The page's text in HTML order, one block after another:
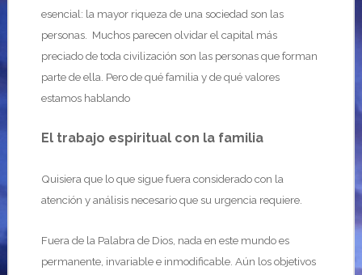
esencial: la mayor riqueza de una sociedad son las
personas. Muchos parecen olvidar el capital más
preciado de toda civilización son las personas que forman
parte de ella. Pero de qué familia y de qué valores
estamos hablando
El trabajo espiritual con la familia
Quisiera que lo que sigue fuera considerado con la
atención y análisis necesario que su urgencia requiere.
Fuera de la Palabra de Dios, nada en este mundo es
permanente, invariable e inmodificable. Aún los objetivos